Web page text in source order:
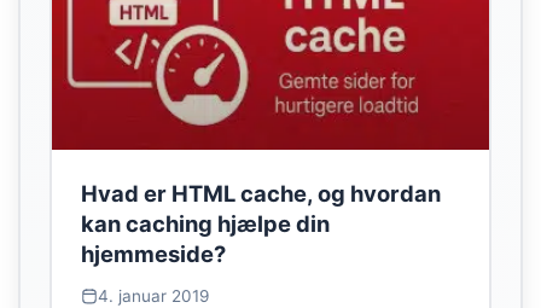
Hvad er HTML cache, og hvordan
kan caching hjælpe din
hjemmeside?
4. januar 2019